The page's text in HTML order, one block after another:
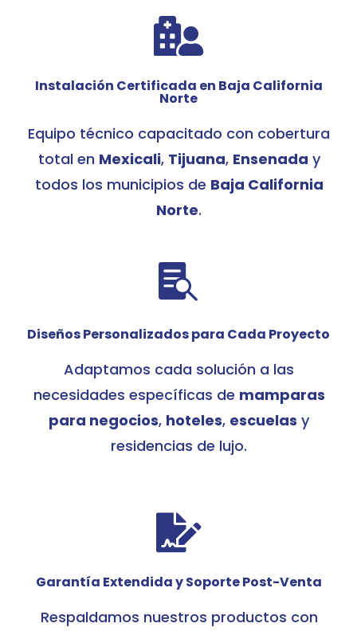

Instalación Certificada en Baja California
Norte
Equipo técnico capacitado con cobertura
total en Mexicali, Tijuana, Ensenada y
todos los municipios de Baja California
Norte.

Diseños Personalizados para Cada Proyecto
Adaptamos cada solución a las
necesidades específicas de mamparas
para negocios, hoteles, escuelas y
residencias de lujo.

Garantía Extendida y Soporte Post-Venta
Respaldamos nuestros productos con